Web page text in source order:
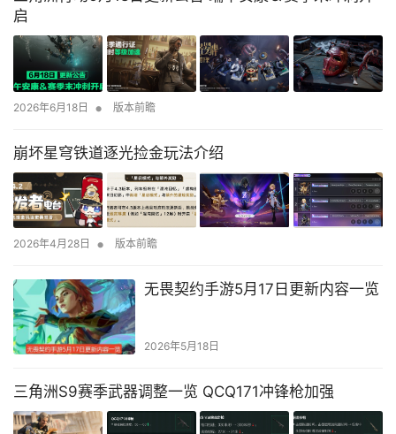
启
2026年6月18日 • 版本前瞻
崩坏星穹铁道逐光捡金玩法介绍
2026年4月28日 • 版本前瞻
无畏契约手游5月17日更新内容一览
2026年5月18日
三角洲S9赛季武器调整一览 QCQ171冲锋枪加强